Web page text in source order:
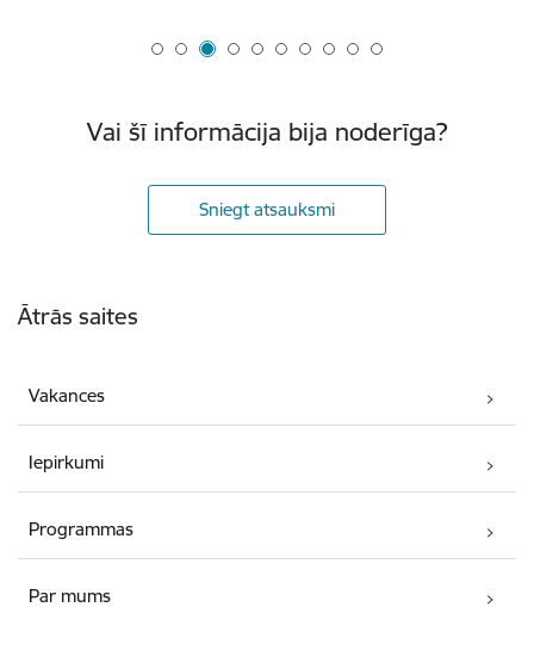
Vai šī informācija bija noderīga?
Sniegt atsauksmi
Ātrās saites
Vakances
Iepirkumi
Programmas
Par mums